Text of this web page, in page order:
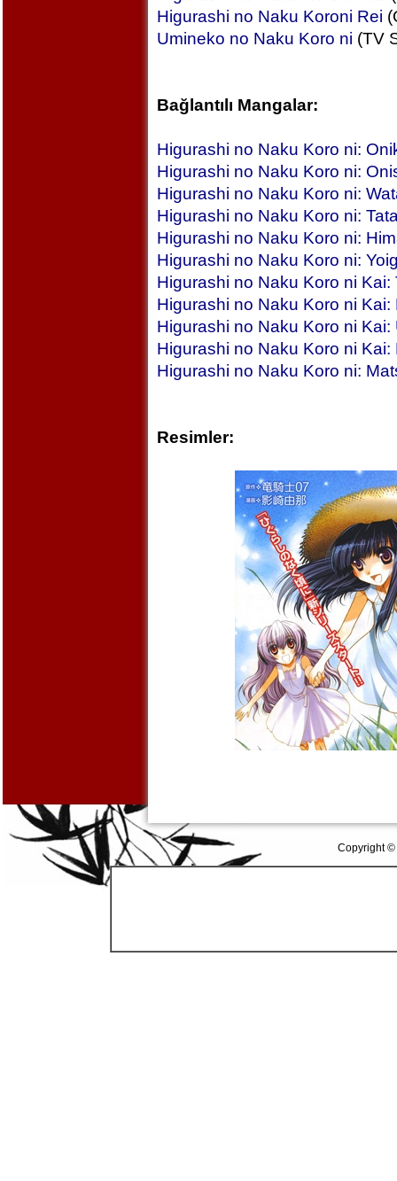
Higurashi no Naku Koroni Rei
Umineko no Naku Koro ni (TV
Bağlantılı Mangalar:
Higurashi no Naku Koro ni:
Higurashi no Naku Koro ni:
Higurashi no Naku Koro ni:
Higurashi no Naku Koro ni:
Higurashi no Naku Koro ni:
Higurashi no Naku Koro ni:
Higurashi no Naku Koro ni
Higurashi no Naku Koro ni
Higurashi no Naku Koro ni
Higurashi no Naku Koro ni
Higurashi no Naku Koro ni:
Resimler:
Copyright ©